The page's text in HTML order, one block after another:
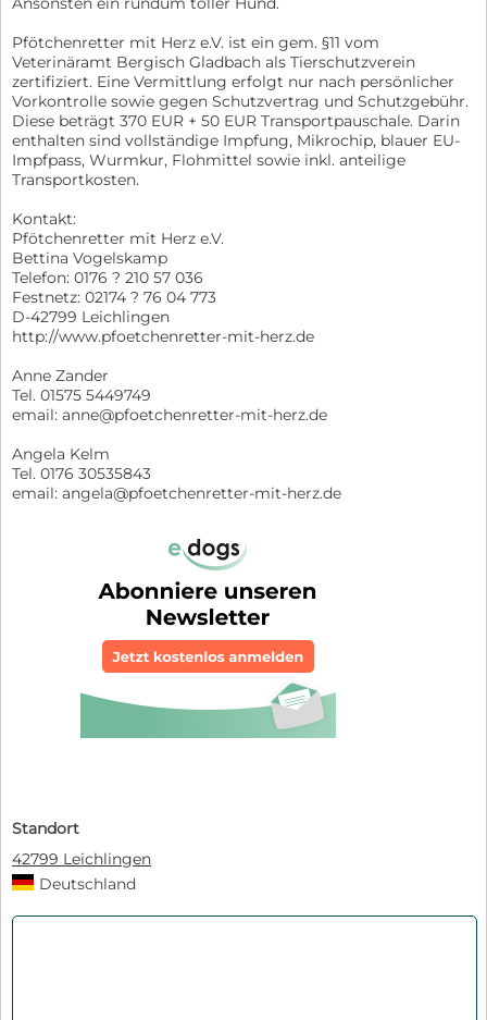
Pfötchenretter mit Herz e.V. ist ein gem. §11 vom
Veterinäramt Bergisch Gladbach als Tierschutzverein
zertifiziert. Eine Vermittlung erfolgt nur nach persönlicher
Vorkontrolle sowie gegen Schutzvertrag und Schutzgebühr.
Diese beträgt 370 EUR + 50 EUR Transportpauschale. Darin
enthalten sind vollständige Impfung, Mikrochip, blauer EU-
Impfpass, Wurmkur, Flohmittel sowie inkl. anteilige
Transportkosten.
Kontakt:
Pfötchenretter mit Herz e.V.
Bettina Vogelskamp
Telefon: 0176 ? 210 57 036
Festnetz: 02174 ? 76 04 773
D-42799 Leichlingen
http://www.pfoetchenretter-mit-herz.de
Anne Zander
Tel. 01575 5449749
email: anne@pfoetchenretter-mit-herz.de
Angela Kelm
Tel. 0176 30535843
email: angela@pfoetchenretter-mit-herz.de
Standort
42799 Leichlingen
Deutschland